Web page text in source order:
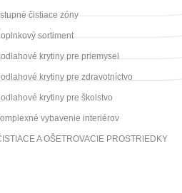
čistiace zóny
sortiment
krytiny pre priemysel
krytiny pre zdravotníctvo
krytiny pre školstvo
vybavenie interiérov
A OŠETROVACIE PROSTRIEDKY